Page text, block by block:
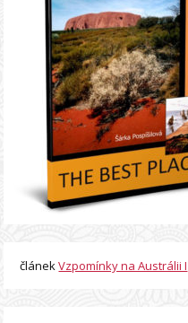
článekVzpomínky na Austrálii I